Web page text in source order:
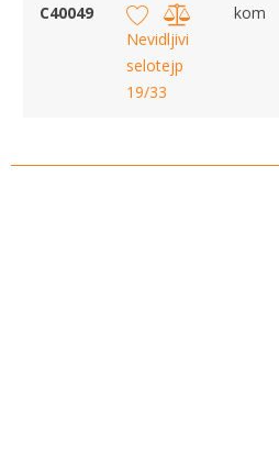
C40049
Nevidljivi
selotejp
19/33
kom